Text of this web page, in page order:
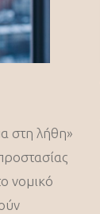
στη λήθη»
νομικό